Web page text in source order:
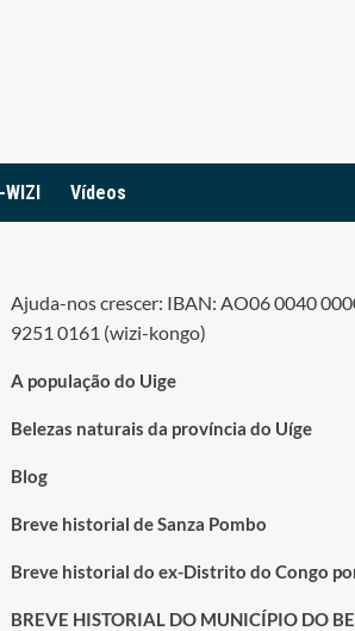
Vídeos
Ajuda-nos crescer: IBAN: AO06 0040
9251 0161 (wizi-kongo)
A população do Uige
Belezas naturais da província do Uíge
Blog
Breve historial de Sanza Pombo
Breve historial do ex-Distrito do Congo
BREVE HISTORIAL DO MUNICÍPIO DO